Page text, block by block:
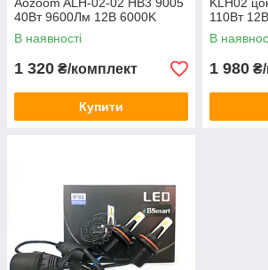
40Вт 9600Лм 12В 6000K
В наявності
1 320 ₴/комплект
Купити
110Вт
лампу
В
1 980 ₴/